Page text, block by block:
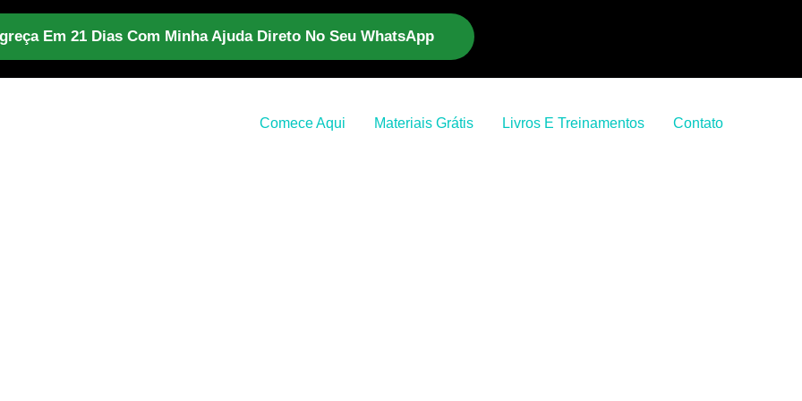
Em 21 Dias Com Minha Ajuda Direto No Seu WhatsApp
Comece Aqui Materiais Grátis Livros E Treinamentos Contato